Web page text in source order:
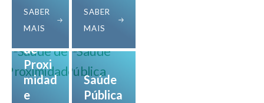
SABER
MAIS
SABER
MAIS
Saúde
de
Proxi
midad
e
Saúde
Pública